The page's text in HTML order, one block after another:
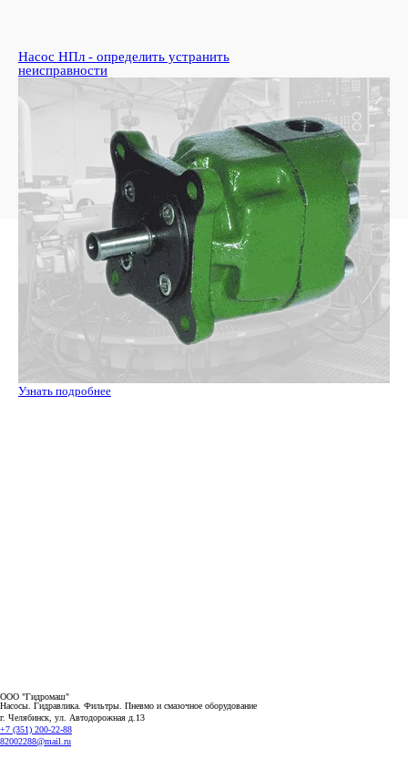
Когда масло в гидроприводе
Узнать подробнее
ООО "Гидромаш"
Насосы. Гидравлика. Фильтры. Пневмо и смазочное оборудование
г. Челябинск, ул. Автодорожная д.13
+7 (351) 200-22-88
82002288@mail.ru